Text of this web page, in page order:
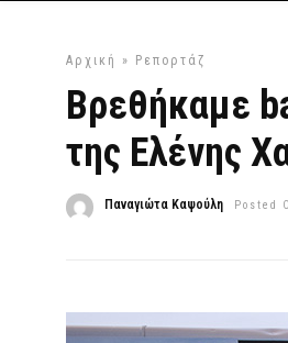
Αρχική » Ρεπορτάζ
Βρεθήκαμε
της Ελένης
Παναγιώτα Καψούλη Posted